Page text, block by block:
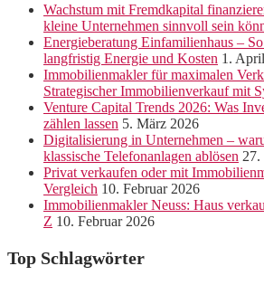
Wachstum mit Fremdkapital
kleine Unternehmen sinnvoll sein
Energieberatung Einfamilienhaus –
langfristig Energie und Kosten 1.
Immobilienmakler für maximalen
Strategischer Immobilienverkauf mit
Venture Capital Trends 2026: Was
zählen lassen 5. März 2026
Digitalisierung in Unternehmen –
klassische Telefonanlagen ablösen 27.
Privat verkaufen oder mit
Vergleich 10. Februar 2026
Immobilienmakler Neuss: Haus
Z 10. Februar 2026
Top Schlagwörter